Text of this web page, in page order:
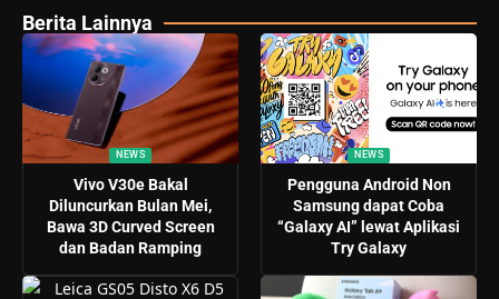
Berita Lainnya
NEWS
Vivo V30e Bakal
Diluncurkan Bulan Mei,
Bawa 3D Curved Screen
dan Badan Ramping
NEWS
Pengguna Android Non
Samsung dapat Coba
“Galaxy AI” lewat Aplikasi
Try Galaxy